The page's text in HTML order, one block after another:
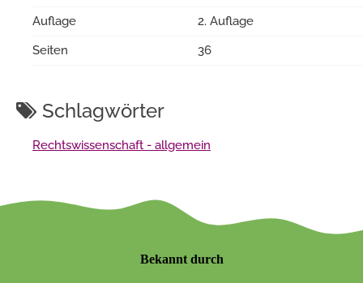
Auflage
2. Auflage
Seiten
36
Schlagwörter
Rechtswissenschaft - allgemein
Bekannt durch